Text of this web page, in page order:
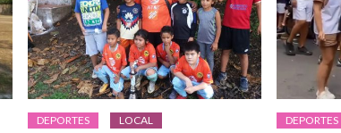
DEPORTES LOCAL DEPORTES